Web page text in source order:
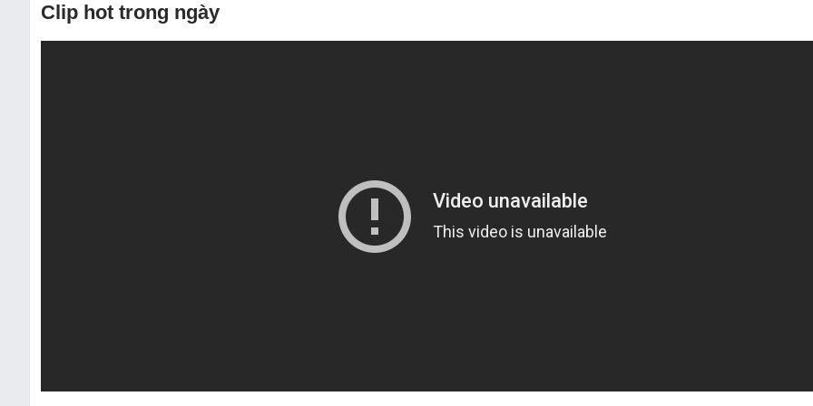
Clip hot trong ngày